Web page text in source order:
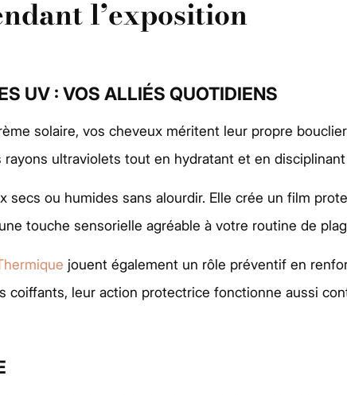
l’exposition
UV : VOS ALLIÉS QUOTIDIENS
solaire, vos cheveux méritent leur propre bouclier
ultraviolets tout en hydratant et en
secs ou humides sans alourdir. Elle crée un film
touche sensorielle agréable à votre routine de
jouent également un rôle préventif en
coiffants, leur action protectrice fonctionne aussi